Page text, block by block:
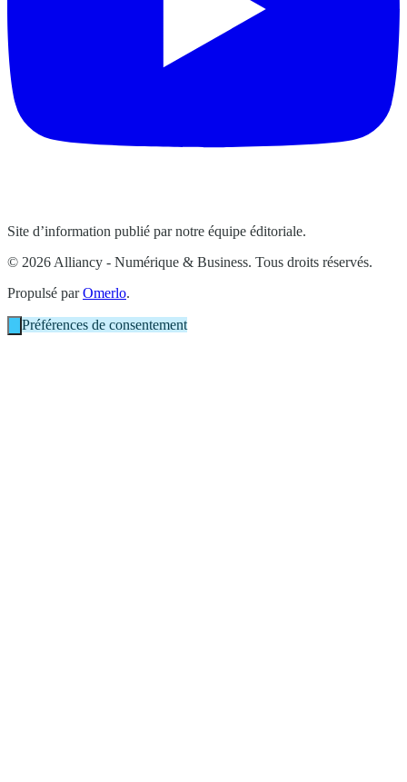
Site d’information publié par notre équipe éditoriale.
© 2026 Alliancy - Numérique & Business. Tous droits réservés.
Propulsé parOmerlo.
Préférences de consentement